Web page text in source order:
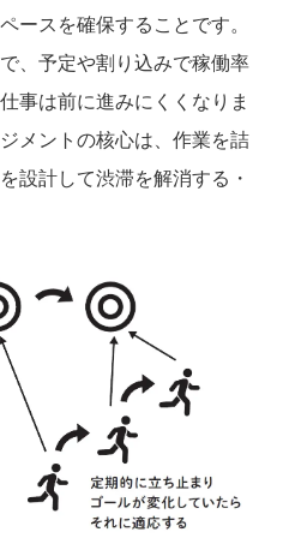
ースを確保することです。
、予定や割り込みで稼働率
事は前に進みにくくなりま
メントの核心は、作業を詰
設計して渋滞を解消する・